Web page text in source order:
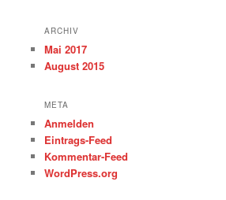
ARCHIV
Mai 2017
August 2015
META
Anmelden
Eintrags-Feed
Kommentar-Feed
WordPress.org